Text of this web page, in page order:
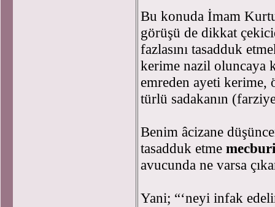
Bu konuda İmam
görüşü de dikkat
fazlasını tasadduk
kerime nazil oluncaya
emreden ayeti kerime,
türlü sadakanın
Benim âcizane
tasadduk etme
avucunda ne varsa
Yani; “‘neyi infak